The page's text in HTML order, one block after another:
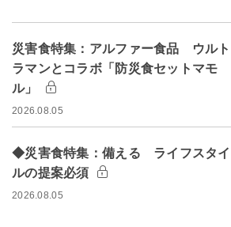
災害食特集：アルファー食品 ウルト
ラマンとコラボ「防災食セットマモ
ル」
2026.08.05
◆災害食特集：備える ライフスタイ
ルの提案必須
2026.08.05